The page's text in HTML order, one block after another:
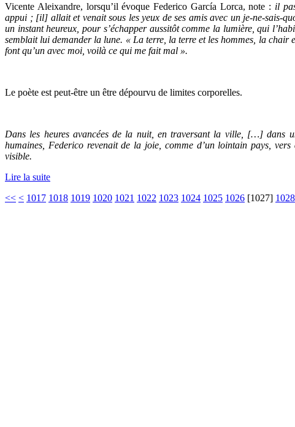
Vicente Aleixandre, lorsqu’il évoque Federico García Lorca, note : il
appui ; [il] allait et venait sous les yeux de ses amis avec un je-ne-sais-
un instant heureux, pour s’échapper aussitôt comme la lumière, qui
semblait lui demander la lune. « La terre, la terre et les hommes, la chair
font qu’un avec moi, voilà ce qui me fait mal ».
Le poète est peut-être un être dépourvu de limites corporelles.
Dans les heures avancées de la nuit, en traversant la ville, […] dans
humaines, Federico revenait de la joie, comme d’un lointain pays,
visible.
Lire la suite
<< < 1017 1018 1019 1020 1021 1022 1023 1024 1025 1026 [1027] 1028